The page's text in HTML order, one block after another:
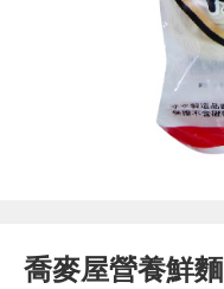
喬麥屋營養鮮麵